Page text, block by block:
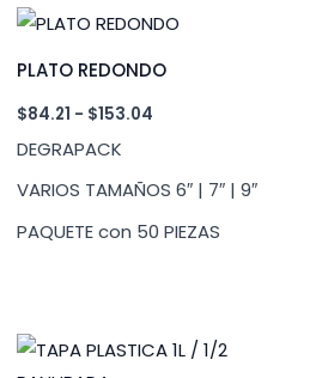
PLATO REDONDO
$84.21 - $153.04Rango
$84.21
$153.04
DEGRAPACK
VARIOS TAMAÑOS 6″ | 7″ | 9″
PAQUETE con 50 PIEZAS